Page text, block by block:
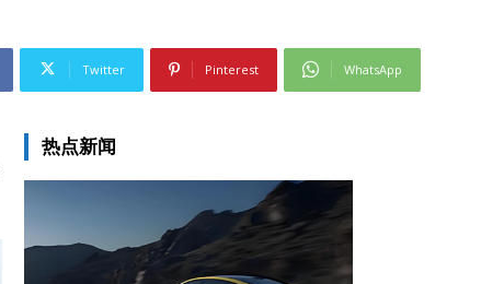
Twitter Pinterest WhatsApp
热点新闻